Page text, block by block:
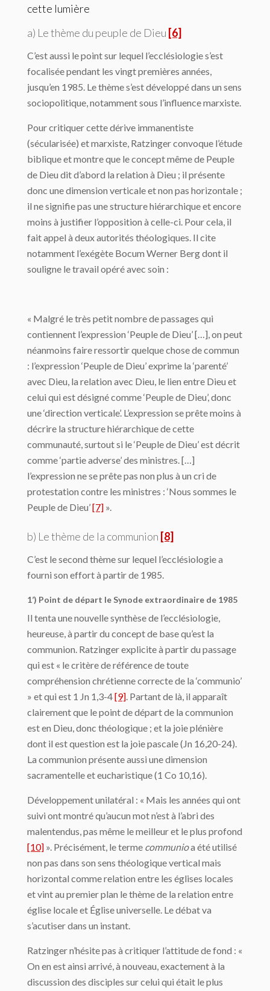
cette lumière
a) Le thème du peuple de Dieu [6]
C’est aussi le point sur lequel l’ecclésiologie s’est
focalisée pendant les vingt premières années,
jusqu’en 1985. Le thème s’est développé dans un sens
sociopolitique, notamment sous l’influence marxiste.
Pour critiquer cette dérive immanentiste
(sécularisée) et marxiste, Ratzinger convoque l’étude
biblique et montre que le concept même de Peuple
de Dieu dit d’abord la relation à Dieu ; il présente
donc une dimension verticale et non pas horizontale ;
il ne signifie pas une structure hiérarchique et encore
moins à justifier l’opposition à celle-ci. Pour cela, il
fait appel à deux autorités théologiques. Il cite
notamment l’exégète Bocum Werner Berg dont il
souligne le travail opéré avec soin :
« Malgré le très petit nombre de passages qui
contiennent l’expression ‘Peuple de Dieu’ […], on peut
néanmoins faire ressortir quelque chose de commun
: l’expression ‘Peuple de Dieu’ exprime la ‘parenté’
avec Dieu, la relation avec Dieu, le lien entre Dieu et
celui qui est désigné comme ‘Peuple de Dieu’, donc
une ‘direction verticale’. L’expression se prête moins à
décrire la structure hiérarchique de cette
communauté, surtout si le ‘Peuple de Dieu’ est décrit
comme ‘partie adverse’ des ministres. […]
l’expression ne se prête pas non plus à un cri de
protestation contre les ministres : ‘Nous sommes le
Peuple de Dieu’[7] ».
b) Le thème de la communion [8]
C’est le second thème sur lequel l’ecclésiologie a
fourni son effort à partir de 1985.
1’) Point de départ le Synode extraordinaire de 1985
Il tenta une nouvelle synthèse de l’ecclésiologie,
heureuse, à partir du concept de base qu’est la
communion. Ratzinger explicite à partir du passage
qui est « le critère de référence de toute
compréhension chrétienne correcte de la ‘communio’
» et qui est 1 Jn 1,3-4[9]. Partant de là, il apparaît
clairement que le point de départ de la communion
est en Dieu, donc théologique ; et la joie plénière
dont il est question est la joie pascale (Jn 16,20-24).
La communion présente aussi une dimension
sacramentelle et eucharistique (1 Co 10,16).
Développement unilatéral : « Mais les années qui ont
suivi ont montré qu’aucun mot n’est à l’abri des
malentendus, pas même le meilleur et le plus profond
[10] ». Précisément, le terme communioa été utilisé
non pas dans son sens théologique vertical mais
horizontal comme relation entre les églises locales
et vint au premier plan le thème de la relation entre
église locale et Église universelle. Le débat va
s’acutiser dans un instant.
Ratzinger n’hésite pas à critiquer l’attitude de fond : «
On en est ainsi arrivé, à nouveau, exactement à la
discussion des disciples sur celui qui était le plus